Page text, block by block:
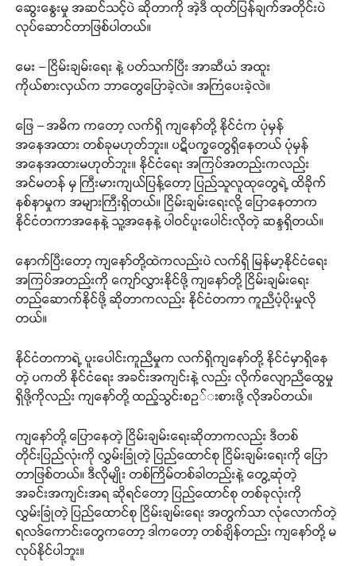
ဆွေးနွေးမှု အဆင်သင့်ပဲ ဆိုတာကို အဲ့ဒီ ထုတ်ပြန်ချက်အတိုင်းပဲ
လုပ်ဆောင်တာဖြစ်ပါတယ်။
မေး – ငြိမ်းချမ်းရေး နဲ့ ပတ်သက်ပြီး အာဆီယံ အထူး
ကိုယ်စားလှယ်က ဘာတွေပြောခဲ့လဲ။ အကြံပေးခဲ့လဲ။
ဖြေ – အဓိက ကတော့ လက်ရှိ ကျနော်တို့ နိုင်ငံက ပုံမှန်
အနေအထား တစ်ခုမဟုတ်ဘူး။ ပဋိပက္ခတွေရှိနေတယ် ပုံမှန်
အနေအထားမဟုတ်ဘူး။ နိုင်ငံရေး အကြပ်အတည်းကလည်း
အင်မတန် မှ ကြီးမားကျယ်ပြန့်တော့ ပြည်သူလူထုတွေရဲ့ ထိခိုက်
နစ်နာမှုက အများကြီးရှိတယ်။ ငြိမ်းချမ်းရေးလို့ ပြောနေတာက
နိုင်ငံတကာအနေနဲ့ သူ့အနေနဲ့ ပါဝင်ပူးပေါင်းလိုတဲ့ ဆန္ဒရှိတယ်။
နောက်ပြီးတော့ ကျနော်တို့ထဲကလည်းပဲ လက်ရှိ မြန်မာ့နိုင်ငံရေး
အကြပ်အတည်းကို ကျော်လွှားနိုင်ဖို့ ကျနော်တို့ ငြိမ်းချမ်းရေး
တည်ဆောက်နိုင်ဖို့ ဆိုတာကလည်း နိုင်ငံတကာ ကူညီပံ့ပိုးမှုလို
တယ်။
နိုင်ငံတကာရဲ့ ပူးပေါင်းကူညီမှုက လက်ရှိကျနော်တို့ နိုင်ငံမှာရှိနေ
တဲ့ ပကတိ နိုင်ငံရေး အခင်းအကျင်းနဲ့ လည်း လိုက်လျောညီထွေမှု
ရှိဖို့ကိုလည်း ကျနော်တို့ ထည့်သွင်းစဥ်းစားဖို့ လိုအပ်တယ်။
ကျနော်တို့ ပြောနေတဲ့ ငြိမ်းချမ်းရေးဆိုတာကလည်း ဒီတစ်
တိုင်းပြည်လုံးကို လွှမ်းခြုံတဲ့ ပြည်ထောင်စု ငြိမ်းချမ်းရေးကို ပြော
တာဖြစ်တယ်။ ဒီလိုမျိုး တစ်ကြိမ်တစ်ခါတည်းနဲ့ တွေ့ဆုံတဲ့
အခင်းအကျင်းအရ ဆိုရင်တော့ ပြည်ထောင်စု တစ်ခုလုံးကို
လွှမ်းခြုံတဲ့ ပြည်ထောင်စု ငြိမ်းချမ်းရေး အတွက်သာ လုံလောက်တဲ့
ရလဒ်ကောင်းတွေကတော့ ဒါကတော့ တစ်ချိန်တည်း ကျနော်တို့ မ
လုပ်နိုင်ပါဘူး။